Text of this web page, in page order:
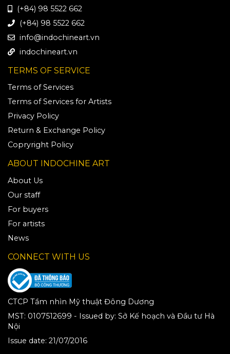
(+84) 98 5522 662
(+84) 98 5522 662
info@indochineart.vn
indochineart.vn
TERMS OF SERVICE
Terms of Services
Terms of Services for Artists
Privacy Policy
Return & Exchange Policy
Copryright Policy
ABOUT INDOCHINE ART
About Us
Our staff
For buyers
For artists
News
CONNECT WITH US
CTCP Tầm nhìn Mỹ thuật Đông Dương
MST: 0107512699 - Issued by: Sở Kế hoạch và Đầu tư Hà
Nội
Issue date: 21/07/2016